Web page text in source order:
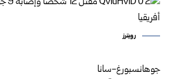
رويترز
جوهانسبورغ-سانا